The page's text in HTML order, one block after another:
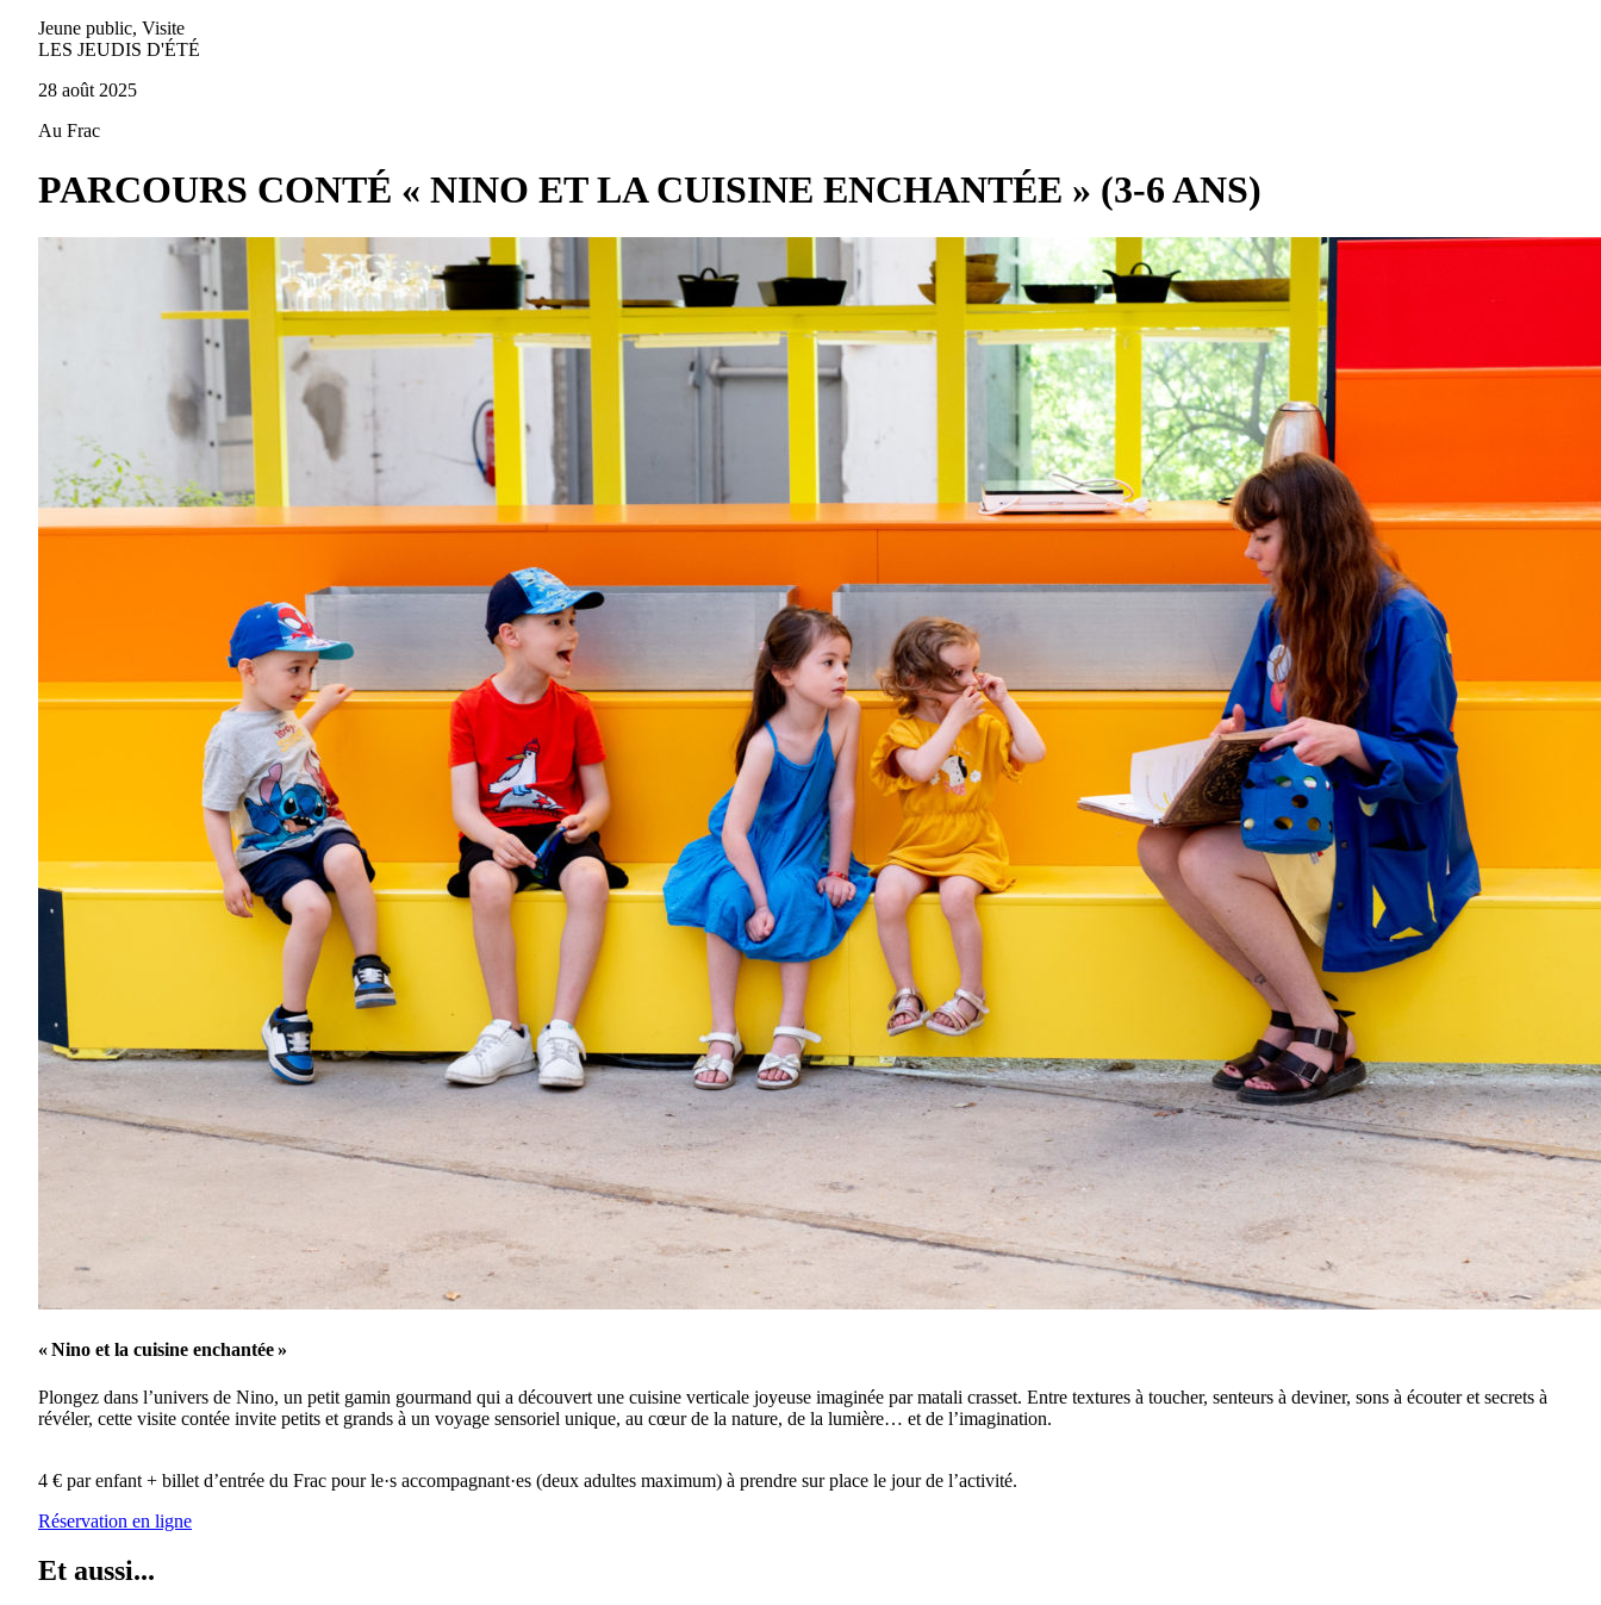
Jeune public, Visite
LES JEUDIS D'ÉTÉ
28 août 2025
Au Frac
PARCOURS CONTÉ « NINO ET LA CUISINE ENCHANTÉE » (3-6 ANS)
« Nino et la cuisine enchantée »
Plongez dans l’univers de Nino, un petit gamin gourmand qui a découvert une cuisine verticale joyeuse imaginée par matali crasset. Entre textures à toucher, senteurs à deviner, sons à écouter et secrets à
révéler, cette visite contée invite petits et grands à un voyage sensoriel unique, au cœur de la nature, de la lumière… et de l’imagination.
4 € par enfant + billet d’entrée du Frac pour le·s accompagnant·es (deux adultes maximum) à prendre sur place le jour de l’activité.
Réservation en ligne
Et aussi...